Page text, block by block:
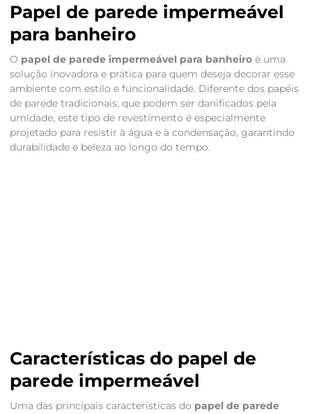
Papel de parede impermeável
para banheiro
O papel de parede impermeável para banheiroé uma
solução inovadora e prática para quem deseja decorar esse
ambiente com estilo e funcionalidade. Diferente dos papéis
de parede tradicionais, que podem ser danificados pela
umidade, este tipo de revestimento é especialmente
projetado para resistir à água e à condensação, garantindo
durabilidade e beleza ao longo do tempo.
Características do papel de
parede impermeável
Uma das principais características do papel de parede